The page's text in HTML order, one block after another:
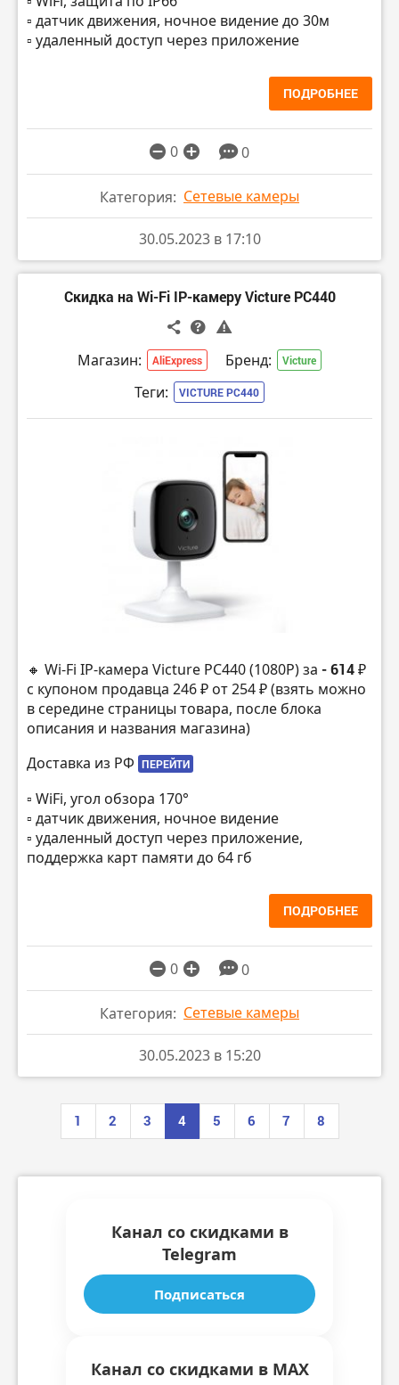
▫️ датчик движения, ночное видение до 30м
▫️ удаленный доступ через приложение
ПОДРОБНЕЕ
0 0
Категория: Сетевые камеры
30.05.2023 в 17:10
Скидка на Wi-Fi IP-камеру Victure PC440
Магазин: AliExpress Бренд: Victure
Теги: VICTURE PC440
🔸 Wi-Fi IP-камера Victure PC440 (1080P) за - 614 ₽
с купоном продавца 246 ₽ от 254 ₽ (взять можно
в середине страницы товара, после блока
описания и названия магазина)
Доставка из РФ ПЕРЕЙТИ
▫️ WiFi, угол обзора 170°
▫️ датчик движения, ночное видение
▫️ удаленный доступ через приложение,
поддержка карт памяти до 64 гб
ПОДРОБНЕЕ
0 0
Категория: Сетевые камеры
30.05.2023 в 15:20
1 2 3 4 5 6 7 8
Канал со скидками в
Telegram
Подписаться
Канал со скидками в MAX